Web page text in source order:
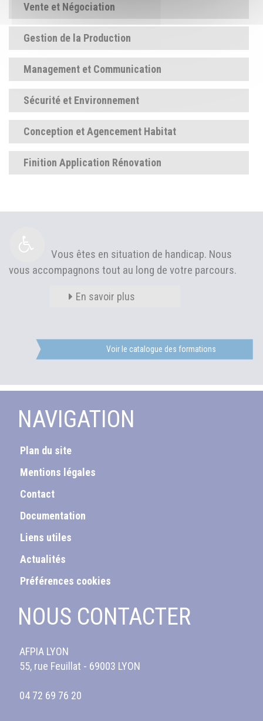
Vente et Négociation
Gestion de la Production
Management et Communication
Sécurité et Environnement
Conception et Agencement Habitat
Finition Application Rénovation
Vous êtes en situation de handicap. Nous
vous accompagnons tout au long de votre parcours.
En savoir plus
Voir le catalogue des formations
NAVIGATION
Plan du site
Mentions légales
Contact
Documentation
Liens utiles
Actualités
Préférences cookies
NOUS CONTACTER
AFPIA LYON
55, rue Feuillat - 69003 LYON
04 72 69 76 20